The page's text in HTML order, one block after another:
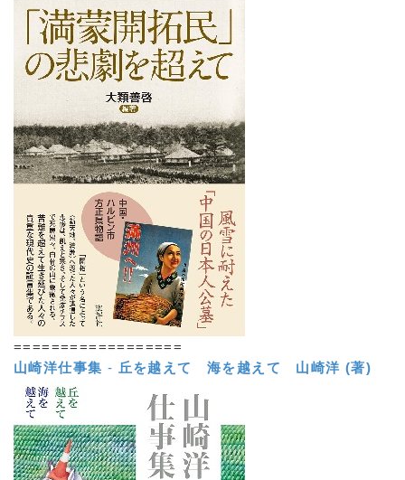
==================
山崎洋仕事集 - 丘を越えて 海を越えて 山崎洋 (著)